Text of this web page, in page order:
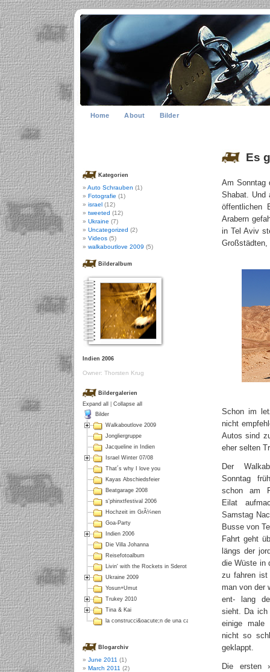
Home About Bilder
Es
Am Sonntag
Shabat. Und
öffentlichen
Arabern
in Tel Aviv
Großstädten,
Schon im
nicht
Autos sind
eher selten
Der
Sonntag
schon am
Eilat
Samstag
Busse von
Fahrt geht
längs der
die Wüste in
zu fahren ist
man von der
ent- lang
sieht. Da ich
einige male
nicht so
geklappt.
Die ersten
Kategorien
Auto Schrauben (1)
Fotografie (1)
israel (12)
tweeted (12)
Ukraine (7)
Uncategorized (2)
Videos (5)
walkaboutlove 2009 (5)
Bilderalbum
Indien 2006
Owner: Thorsten Krug
Bildergalerien
Expand all
Collapse all
Bilder
Walkaboutlove 2009
Jongliergruppe
Jacqueline in Indien
Israel Winter 07/08
That´s why I love you
Kayas Abschiedsfeier
Beatgarage 2008
s'phinxtfestival 2006
Hochzeit im GrÃ¼nen
Goa-Party
Indien 2006
Die Villa Johanna
Reisefotoalbum
Livin' with the Rockets in Sderot
Ukraine 2009
Yosun+Umut
Trukey 2010
Tina & Kai
la construcci&oacute;n de una casa en Colombia
Blogarchiv
June 2011 (1)
March 2011 (2)